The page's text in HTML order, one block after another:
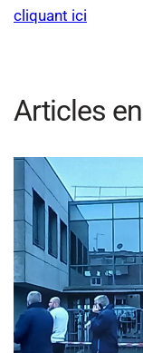
cliquant ici
Articles